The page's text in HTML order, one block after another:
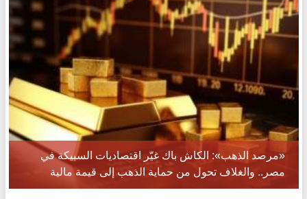
«مرصد الذهب»: الكاش باك غيّر اقتصاديات السبيكة في
مصر.. والغلاف تحول من حماية الذهب إلى قيمة مالية